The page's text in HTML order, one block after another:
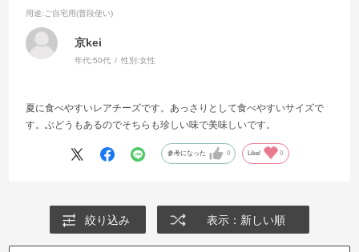
用途:ご自宅用(普段使い)
京kei
年代:50代 性別:女性
夏に食べやすいレアチーズです。あっさりとして食べやすいサイズで
す。ぶどうもあるのでそちらも珍しい味で美味しいです。
参考になった 0 Like! 0
絞り込み 表示：新しい順